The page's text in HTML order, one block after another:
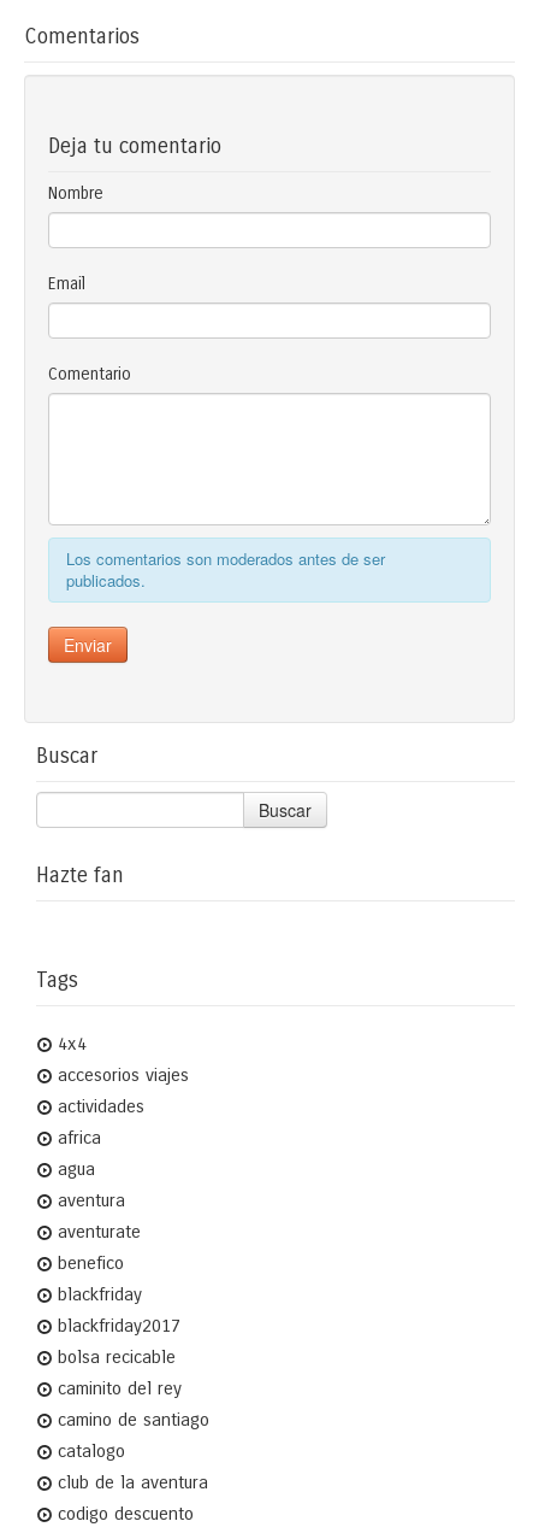
Comentarios
Deja tu comentario
Nombre
Email
Comentario
Los comentarios son moderados antes de ser
publicados.
Buscar
Buscar
Hazte fan
Tags
4x4
accesorios viajes
actividades
africa
agua
aventura
aventurate
benefico
blackfriday
blackfriday2017
bolsa recicable
caminito del rey
camino de santiago
catalogo
club de la aventura
codigo descuento